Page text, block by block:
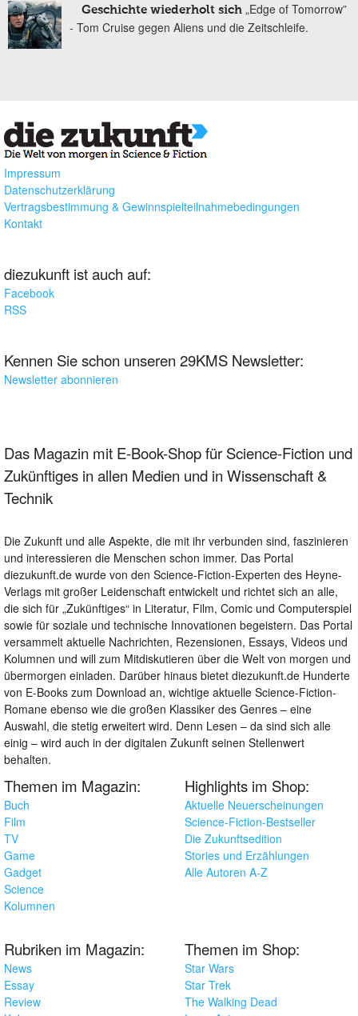
Geschichte wiederholt sich „Edge of Tomorrow”
- Tom Cruise gegen Aliens und die Zeitschleife.
Impressum
Datenschutzerklärung
Vertragsbestimmung & Gewinnspielteilnahmebedingungen
Kontakt
diezukunft ist auch auf:
Facebook
RSS
Kennen Sie schon unseren 29KMS Newsletter:
Newsletter abonnieren
Das Magazin mit E-Book-Shop für Science-Fiction und
Zukünftiges in allen Medien und in Wissenschaft &
Technik
Die Zukunft und alle Aspekte, die mit ihr verbunden sind, faszinieren
und interessieren die Menschen schon immer. Das Portal
diezukunft.de wurde von den Science-Fiction-Experten des Heyne-
Verlags mit großer Leidenschaft entwickelt und richtet sich an alle,
die sich für „Zukünftiges“ in Literatur, Film, Comic und Computerspiel
sowie für soziale und technische Innovationen begeistern. Das Portal
versammelt aktuelle Nachrichten, Rezensionen, Essays, Videos und
Kolumnen und will zum Mitdiskutieren über die Welt von morgen und
übermorgen einladen. Darüber hinaus bietet diezukunft.de Hunderte
von E-Books zum Download an, wichtige aktuelle Science-Fiction-
Romane ebenso wie die großen Klassiker des Genres – eine
Auswahl, die stetig erweitert wird. Denn Lesen – da sind sich alle
einig – wird auch in der digitalen Zukunft seinen Stellenwert
behalten.
Themen im Magazin:
Buch
Film
TV
Game
Gadget
Science
Kolumnen
Highlights im Shop:
Aktuelle Neuerscheinungen
Science-Fiction-Bestseller
Die Zukunftsedition
Stories und Erzählungen
Alle Autoren A-Z
Rubriken im Magazin:
News
Essay
Review
Themen im Shop:
Star Wars
Star Trek
The Walking Dead